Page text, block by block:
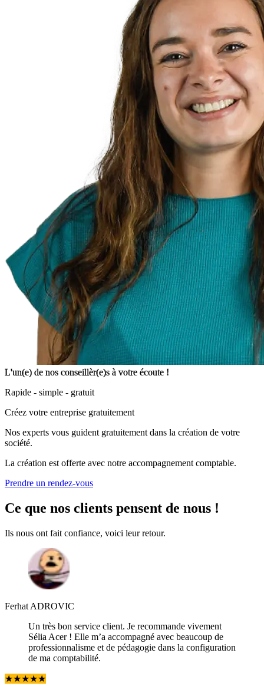
L'un(e) de nos conseillèr(e)s à votre écoute !
Rapide - simple - gratuit
Créez votre entreprise gratuitement
Nos experts vous guident gratuitement dans la création de votre
société.
La création est offerte avec notre accompagnement comptable.
Prendre un rendez-vous
Ce que nos clients pensent de nous !
Ils nous ont fait confiance, voici leur retour.
Ferhat ADROVIC
Un très bon service client. Je recommande vivement
Sélia Acer ! Elle m’a accompagné avec beaucoup de
professionnalisme et de pédagogie dans la configuration
de ma comptabilité.
★★★★★